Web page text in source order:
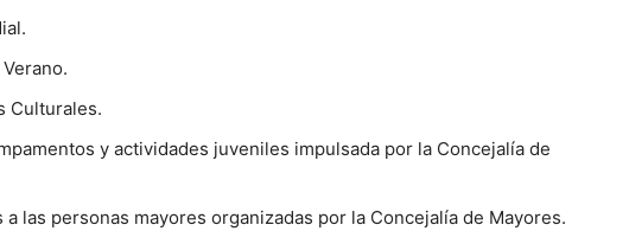
Culturales.
y actividades juveniles impulsada por la Concejalía de
las personas mayores organizadas por la Concejalía de Mayores.